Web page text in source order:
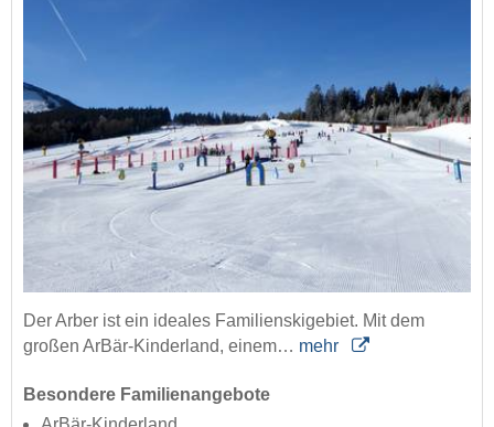
Der Arber ist ein ideales Familienskigebiet. Mit dem
großen ArBär-Kinderland, einem… mehr
Besondere Familienangebote